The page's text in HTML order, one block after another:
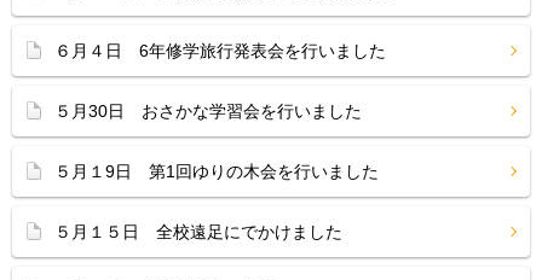
６月４日 6年修学旅行発表会を行いました
５月30日 おさかな学習会を行いました
５月１9日 第1回ゆりの木会を行いました
５月１５日 全校遠足にでかけました